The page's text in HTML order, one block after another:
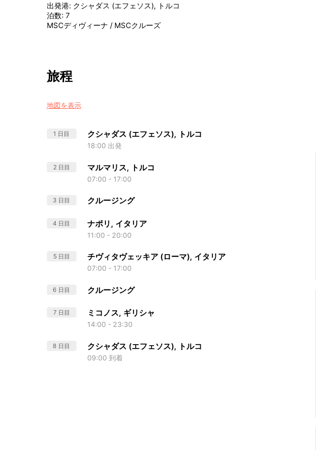
出発港: クシャダス (エフェソス), トルコ
泊数: 7
MSCディヴィーナ / MSCクルーズ
旅程
地図を表示
1 日目 クシャダス (エフェソス), トルコ
18:00 出発
2 日目 マルマリス, トルコ
07:00 - 17:00
3 日目 クルージング
4 日目 ナポリ, イタリア
11:00 - 20:00
5 日目 チヴィタヴェッキア (ローマ), イタリア
07:00 - 17:00
6 日目 クルージング
7 日目 ミコノス, ギリシャ
14:00 - 23:30
8 日目 クシャダス (エフェソス), トルコ
09:00 到着